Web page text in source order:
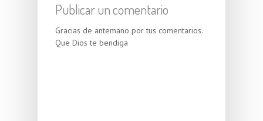
Publicar un comentario
Gracias de antemano por tus comentarios.
Que Dios te bendiga